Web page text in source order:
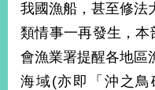
我國漁船，甚至修法
類情事一再發生，
會漁業署提醒各地區
海域(亦即「沖之鳥